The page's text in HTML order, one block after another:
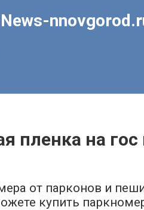
News-
пленка на
от парконов и
купить